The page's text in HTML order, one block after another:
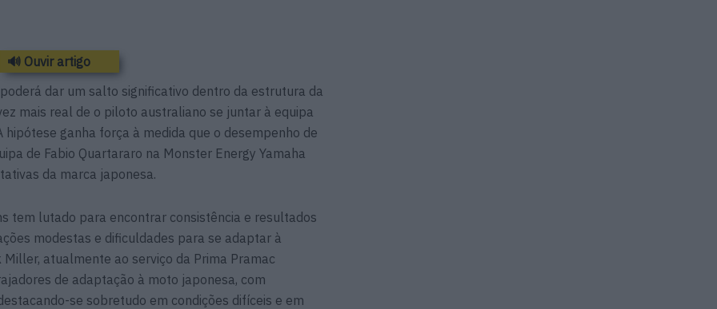
🔊 Ouvir artigo
dar um salto significativo dentro da estrutura da
mais real de o piloto australiano se juntar à equipa
ganha força à medida que o desempenho de
de Fabio Quartararo na Monster Energy Yamaha
da marca japonesa.
tem lutado para encontrar consistência e resultados
modestas e dificuldades para se adaptar à
Miller, atualmente ao serviço da Prima Pramac
de adaptação à moto japonesa, com
se sobretudo em condições difíceis e em